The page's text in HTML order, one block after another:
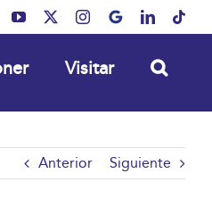
FacebookYouTube Instagram
MyBusinessLinkedIn
Visitar
Anterior Siguiente